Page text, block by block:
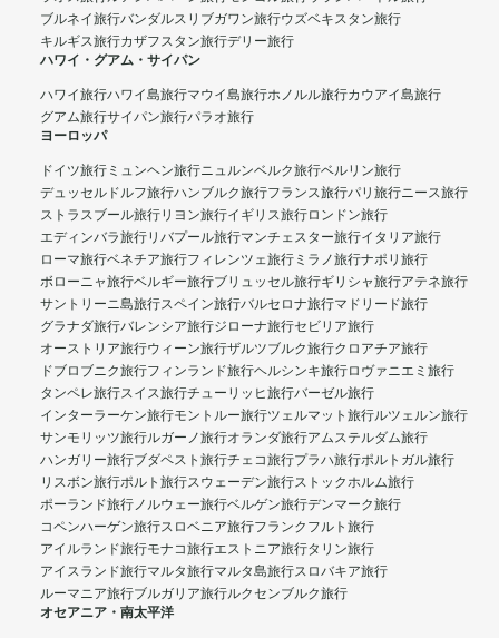
ブルネイ旅行バンダルスリブガワン旅行ウズベキスタン旅行
キルギス旅行カザフスタン旅行デリー旅行
ハワイ・グアム・サイパン
ハワイ旅行ハワイ島旅行マウイ島旅行ホノルル旅行カウアイ島旅行
グアム旅行サイパン旅行パラオ旅行
ヨーロッパ
ドイツ旅行 ミュンヘン旅行ニュルンベルク旅行ベルリン旅行
デュッセルドルフ旅行ハンブルク旅行フランス旅行パリ旅行ニース旅行
ストラスブール旅行リヨン旅行イギリス旅行ロンドン旅行
エディンバラ旅行リバプール旅行マンチェスター旅行イタリア旅行
ローマ旅行ベネチア旅行フィレンツェ旅行 ミラノ旅行ナポリ旅行
ボローニャ旅行ベルギー旅行ブリュッセル旅行ギリシャ旅行アテネ旅行
サントリーニ島旅行スペイン旅行バルセロナ旅行マドリード旅行
グラナダ旅行バレンシア旅行ジローナ旅行セビリア旅行
オーストリア旅行ウィーン旅行ザルツブルク旅行クロアチア旅行
ドブロブニク旅行フィンランド旅行ヘルシンキ旅行ロヴァニエミ旅行
タンペレ旅行スイス旅行チューリッヒ旅行バーゼル旅行
インターラーケン旅行モントルー旅行ツェルマット旅行ルツェルン旅行
サンモリッツ旅行ルガーノ旅行オランダ旅行アムステルダム旅行
ハンガリー旅行ブダペスト旅行チェコ旅行プラハ旅行ポルトガル旅行
リスボン旅行ポルト旅行スウェーデン旅行ストックホルム旅行
ポーランド旅行ノルウェー旅行ベルゲン旅行デンマーク旅行
コペンハーゲン旅行スロベニア旅行フランクフルト旅行
アイルランド旅行モナコ旅行エストニア旅行タリン旅行
アイスランド旅行マルタ旅行マルタ島旅行スロバキア旅行
ルーマニア旅行ブルガリア旅行ルクセンブルク旅行
オセアニア・南太平洋